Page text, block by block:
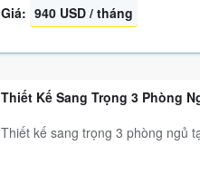
Giá: 940 USD / tháng
Thiết Kế Sang Trọng 3 Phòng
Thiết kế sang trọng 3 phòng ngủ